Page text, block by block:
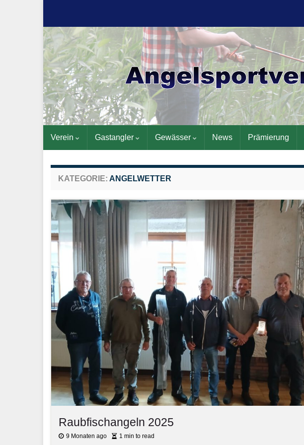
Verein Gastangler Gewässer News Prämierung
KATEGORIE: ANGELWETTER
Raubfischangeln 2025
9 Monaten ago 1 min to read